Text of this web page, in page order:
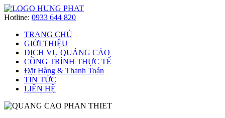
Hotline: 0933 644 820
TRANG CHỦ
GIỚI THIỆU
DỊCH VỤ QUẢNG CÁO
CÔNG TRÌNH THỰC TẾ
Đặt Hàng & Thanh Toán
TIN TỨC
LIÊN HỆ